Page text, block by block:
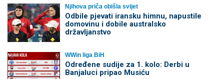
Njihova priča obišla svijet
Odbile pjevati iransku himnu, napustile
domovinu i dobile australsko
državljanstvo
WWin liga BiH
Određene sudije za 1. kolo: Derbi u
Banjaluci pripao Musiću